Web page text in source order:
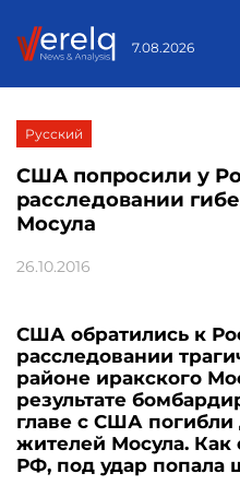
7.08.2026
Русский
США попросили у
расследовании
Мосула
26.10.2016
США обратились к
расследовании
районе иракского
результате
главе с США
жителей Мосула. Как
РФ, под удар попала